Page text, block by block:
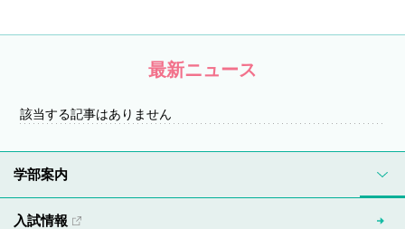
最新ニュース
該当する記事はありません
学部案内
入試情報